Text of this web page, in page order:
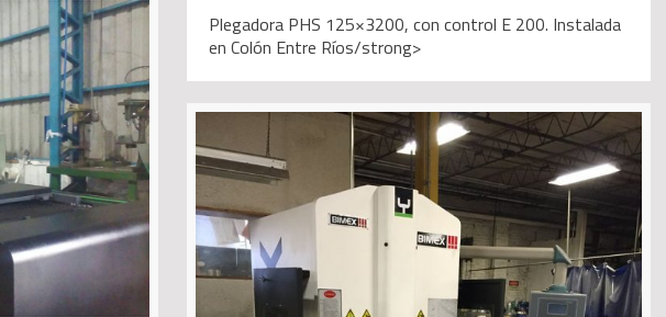
Plegadora PHS 125×3200, con control E 200. Instalada
en Colón Entre Ríos/strong>